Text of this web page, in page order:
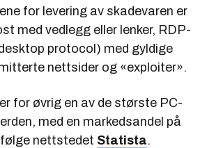
for levering av skadevaren er
med vedlegg eller lenker, RDP-
protocol) med gyldige
nettsider og «exploiter».
for øvrig en av de største PC-
med en markedsandel på
nettstedet Statista.